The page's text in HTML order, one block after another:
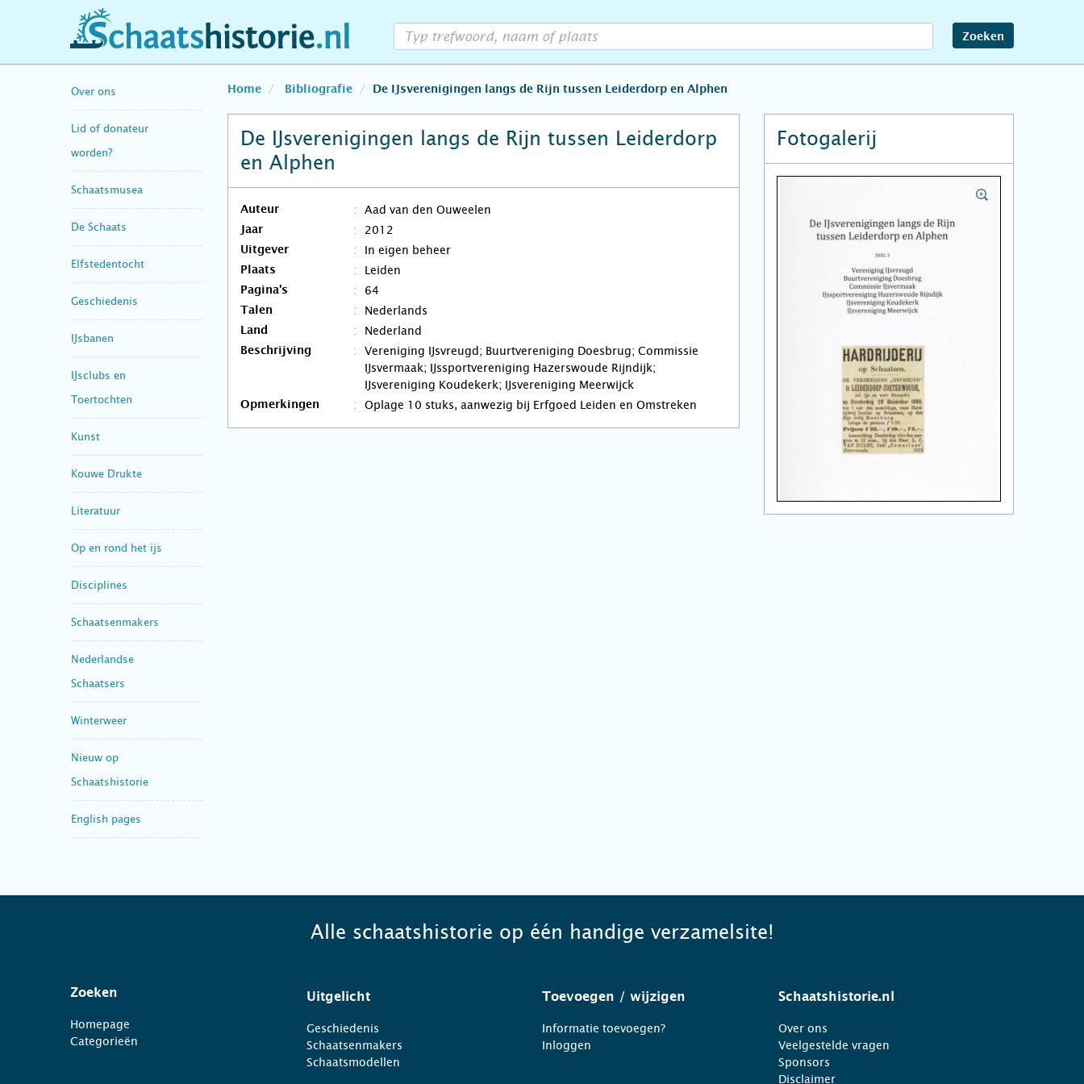
schaatshistorie.nl Zoeken
Over ons
Lid of donateur
worden?
Schaatsmusea
De Schaats
Elfstedentocht
Geschiedenis
IJsbanen
IJsclubs en
Toertochten
Kunst
Kouwe Drukte
Literatuur
Op en rond het ijs
Disciplines
Schaatsenmakers
Nederlandse
Schaatsers
Winterweer
Nieuw op
Schaatshistorie
English pages
Home Bibliografie De IJsverenigingen langs de Rijn tussen Leiderdorp en Alphen
De IJsverenigingen langs de Rijn tussen Leiderdorp
en Alphen
Auteur Aad van den Ouweelen
Jaar 2012
Uitgever In eigen beheer
Plaats Leiden
Pagina's 64
Talen Nederlands
Land Nederland
Beschrijving
Vereniging IJsvreugd; Buurtvereniging Doesbrug; Commissie
IJsvermaak; IJssportvereniging Hazerswoude Rijndijk;
IJsvereniging Koudekerk; IJsvereniging Meerwijck
Opmerkingen Oplage 10 stuks, aanwezig bij Erfgoed Leiden en Omstreken
Fotogalerij
Alle schaatshistorie op één handige verzamelsite!
Zoeken
Homepage
Categorieën
Uitgelicht
Geschiedenis
Schaatsenmakers
Schaatsmodellen
Toevoegen / wijzigen
Informatie toevoegen?
Inloggen
Schaatshistorie.nl
Over ons
Veelgestelde vragen
Sponsors
Disclaimer